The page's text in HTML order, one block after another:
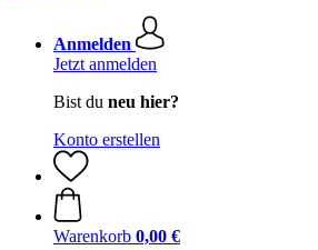
Anmelden
Jetzt anmelden
Bist du neu hier?
Konto erstellen
Warenkorb 0,00 €